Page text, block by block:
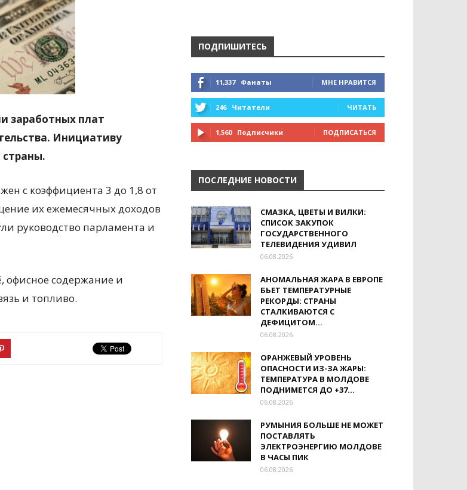
заработных плат
Инициативу
с коэффициента 3 до 1,8 от
их ежемесячных доходов
руководство парламента и
офисное содержание и
и топливо.
ПОДПИШИТЕСЬ
11,337 Фанаты МНЕ НРАВИТСЯ
246 Читатели ЧИТАТЬ
1,560 Подписчики ПОДПИСАТЬСЯ
ПОСЛЕДНИЕ НОВОСТИ
СМАЗКА, ЦВЕТЫ И ВИЛКИ:
СПИСОК ЗАКУПОК
ГОСУДАРСТВЕННОГО
ТЕЛЕВИДЕНИЯ УДИВИЛ
06.08.2026
АНОМАЛЬНАЯ ЖАРА В ЕВРОПЕ
БЬЕТ ТЕМПЕРАТУРНЫЕ
РЕКОРДЫ: СТРАНЫ
СТАЛКИВАЮТСЯ С
ДЕФИЦИТОМ...
06.08.2026
ОРАНЖЕВЫЙ УРОВЕНЬ
ОПАСНОСТИ ИЗ-ЗА ЖАРЫ:
ТЕМПЕРАТУРА В МОЛДОВЕ
ПОДНИМЕТСЯ ДО +37...
06.08.2026
РУМЫНИЯ БОЛЬШЕ НЕ МОЖЕТ
ПОСТАВЛЯТЬ
ЭЛЕКТРОЭНЕРГИЮ МОЛДОВЕ
В ЧАСЫ ПИК
06.08.2026